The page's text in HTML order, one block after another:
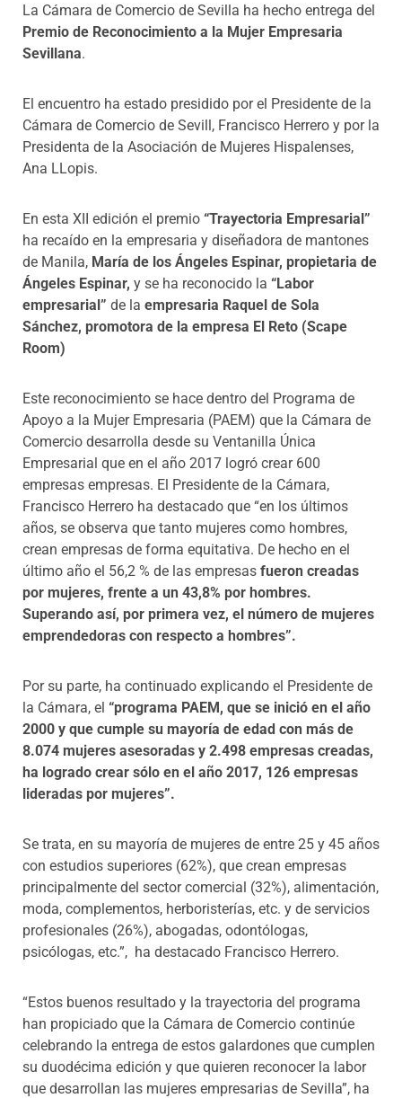
La Cámara de Comercio de Sevilla ha hecho entrega del
Premio de Reconocimiento a la Mujer Empresaria
Sevillana.
El encuentro ha estado presidido por el Presidente de la
Cámara de Comercio de Sevill, Francisco Herrero y por la
Presidenta de la Asociación de Mujeres Hispalenses,
Ana LLopis.
En esta XII edición el premio “Trayectoria Empresarial”
ha recaído en la empresaria y diseñadora de mantones
de Manila, María de los Ángeles Espinar, propietaria de
Ángeles Espinar, y se ha reconocido la “Labor
empresarial” de la empresaria Raquel de Sola
Sánchez, promotora de la empresa El Reto (Scape
Room)
Este reconocimiento se hace dentro del Programa de
Apoyo a la Mujer Empresaria (PAEM) que la Cámara de
Comercio desarrolla desde su Ventanilla Única
Empresarial que en el año 2017 logró crear 600
empresas empresas. El Presidente de la Cámara,
Francisco Herrero ha destacado que “en los últimos
años, se observa que tanto mujeres como hombres,
crean empresas de forma equitativa. De hecho en el
último año el 56,2 % de las empresas fueron creadas
por mujeres, frente a un 43,8% por hombres.
Superando así, por primera vez, el número de mujeres
emprendedoras con respecto a hombres”.
Por su parte, ha continuado explicando el Presidente de
la Cámara, el “programa PAEM, que se inició en el año
2000 y que cumple su mayoría de edad con más de
8.074 mujeres asesoradas y 2.498 empresas creadas,
ha logrado crear sólo en el año 2017, 126 empresas
lideradas por mujeres”.
Se trata, en su mayoría de mujeres de entre 25 y 45 años
con estudios superiores (62%), que crean empresas
principalmente del sector comercial (32%), alimentación,
moda, complementos, herboristerías, etc. y de servicios
profesionales (26%), abogadas, odontólogas,
psicólogas, etc.”, ha destacado Francisco Herrero.
“Estos buenos resultado y la trayectoria del programa
han propiciado que la Cámara de Comercio continúe
celebrando la entrega de estos galardones que cumplen
su duodécima edición y que quieren reconocer la labor
que desarrollan las mujeres empresarias de Sevilla”, ha